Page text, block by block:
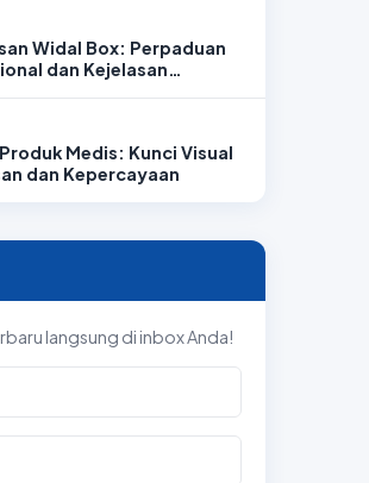
Widal Box: Perpaduan
dan Kejelasan
Medis: Kunci Visual
dan Kepercayaan
langsung di inbox Anda!